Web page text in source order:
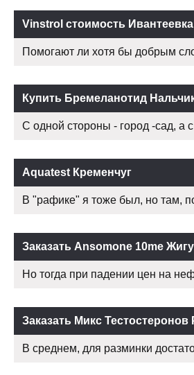
Vinstrol стоимость Ивантеевка
Помогают ли хотя бы добрым
Купить Бремеланотид
С одной стороны - город -сад, а с
Aquatest Кременчуг
В "рафике" я тоже был, но там,
Заказать Ansomone 10me
Но тогда при падении цен на
Заказать Микс Тестостеронов
В среднем, для разминки